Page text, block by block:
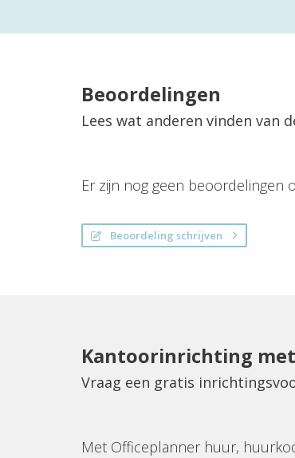
Beoordelingen
Lees wat anderen vinden van
Er zijn nog geen beoordelingen
Beoordeling schrijven
Kantoorinrichting
Vraag een gratis
Met Officeplanner huur,